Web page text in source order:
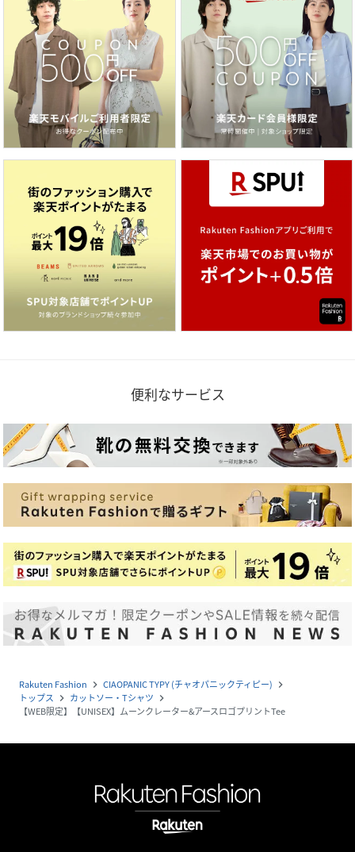
便利なサービス
Rakuten Fashion navigate_next CIAOPANIC TYPY (チャオパニックティピー) navigate_next
トップス navigate_next カットソー・Tシャツ navigate_next
【WEB限定】【UNISEX】ムーンクレーター&アースロゴプリントTee